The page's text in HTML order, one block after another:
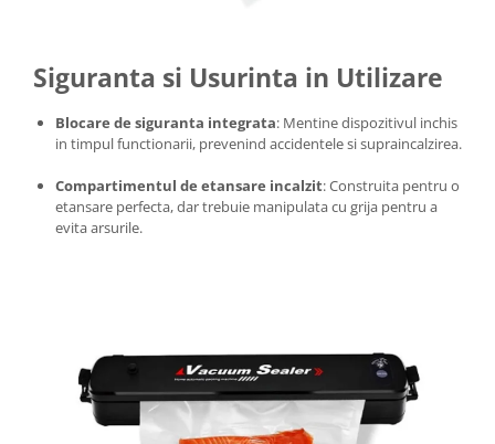
Siguranta si Usurinta in Utilizare
Blocare de siguranta integrata: Mentine dispozitivul inchis
in timpul functionarii, prevenind accidentele si supraincalzirea.
Compartimentul de etansare incalzit: Construita pentru o
etansare perfecta, dar trebuie manipulata cu grija pentru a
evita arsurile.